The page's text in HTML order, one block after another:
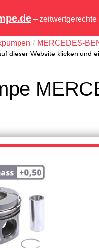
–
MERCEDES-
dieser Website klicken und